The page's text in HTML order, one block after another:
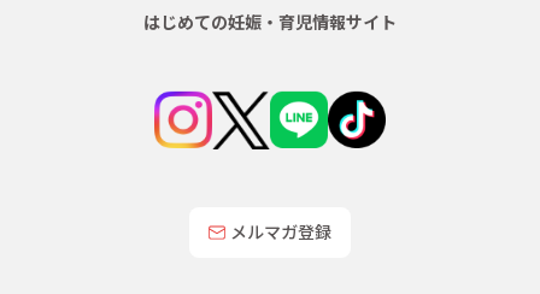
はじめての妊娠・育児情報サイト
メルマガ登録